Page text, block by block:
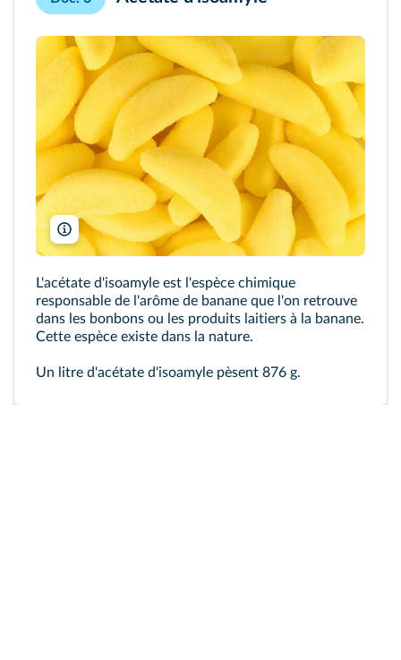
Foodpictures/Shutterstock
L'acétate d'isoamyle est l'espèce chimique
responsable de l'arôme de banane que l'on retrouve
dans les bonbons ou les produits laitiers à la banane.
Cette espèce existe dans la nature.
Un litre d'acétate d'isoamyle pèsent 876 g.